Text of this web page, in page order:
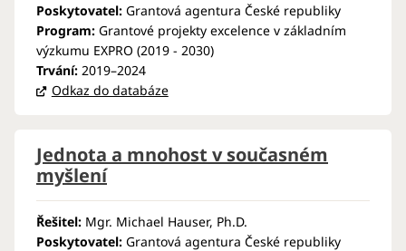
Poskytovatel: Grantová agentura České republiky
Program: Grantové projekty excelence v základním
výzkumu EXPRO (2019 - 2030)
Trvání: 2019–2024
Odkaz do databáze
Jednota a mnohost v současném
myšlení
Řešitel: Mgr. Michael Hauser, Ph.D.
Poskytovatel: Grantová agentura České republiky